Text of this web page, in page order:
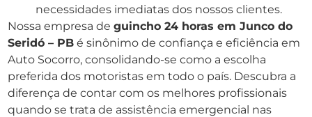
necessidades imediatas dos nossos clientes.
Nossa empresa de guincho 24 horas em Junco do
Seridó – PB é sinônimo de confiança e eficiência em
Auto Socorro, consolidando-se como a escolha
preferida dos motoristas em todo o país. Descubra a
diferença de contar com os melhores profissionais
quando se trata de assistência emergencial nas